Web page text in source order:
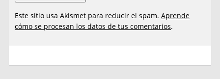
Este sitio usa Akismet para reducir el spam.Aprende
cómo se procesan los datos de tus comentarios.